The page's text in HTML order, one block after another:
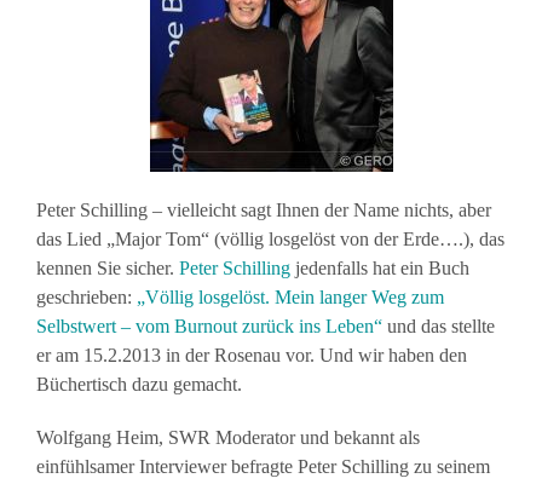
Peter Schilling – vielleicht sagt Ihnen der Name nichts, aber
das Lied „Major Tom“ (völlig losgelöst von der Erde….), das
kennen Sie sicher. Peter Schilling jedenfalls hat ein Buch
geschrieben: „Völlig losgelöst. Mein langer Weg zum
Selbstwert – vom Burnout zurück ins Leben“ und das stellte
er am 15.2.2013 in der Rosenau vor. Und wir haben den
Büchertisch dazu gemacht.
Wolfgang Heim, SWR Moderator und bekannt als
einfühlsamer Interviewer befragte Peter Schilling zu seinem